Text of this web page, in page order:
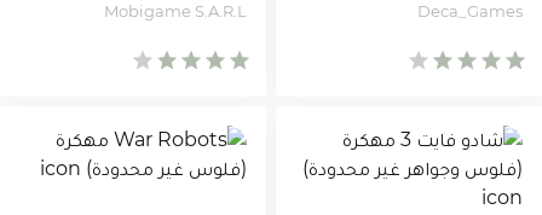
Deca_Games
Mobigame S.A.R.L